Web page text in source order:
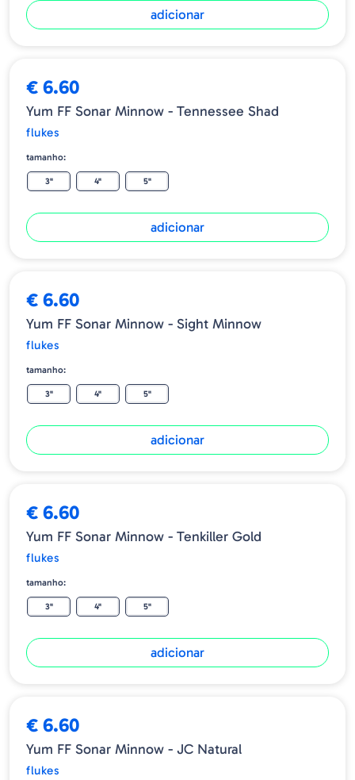
adicionar
€ 6.60
Yum FF Sonar Minnow - Tennessee Shad
flukes
tamanho:
3" 4" 5"
adicionar
€ 6.60
Yum FF Sonar Minnow - Sight Minnow
flukes
tamanho:
3" 4" 5"
adicionar
€ 6.60
Yum FF Sonar Minnow - Tenkiller Gold
flukes
tamanho:
3" 4" 5"
adicionar
€ 6.60
Yum FF Sonar Minnow - JC Natural
flukes